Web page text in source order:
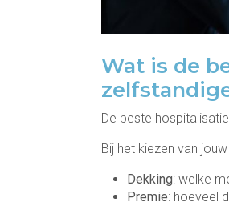
Wat is de
De beste
Bij het kiezen van
Dekking: welke
Premie: hoeveel